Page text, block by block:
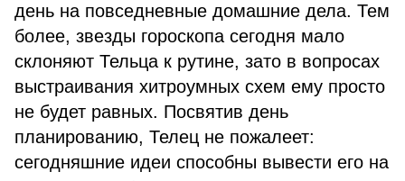
день на повседневные домашние дела. Тем
более, звезды гороскопа сегодня мало
склоняют Тельца к рутине, зато в вопросах
выстраивания хитроумных схем ему просто
не будет равных. Посвятив день
планированию, Телец не пожалеет:
сегодняшние идеи способны вывести его на